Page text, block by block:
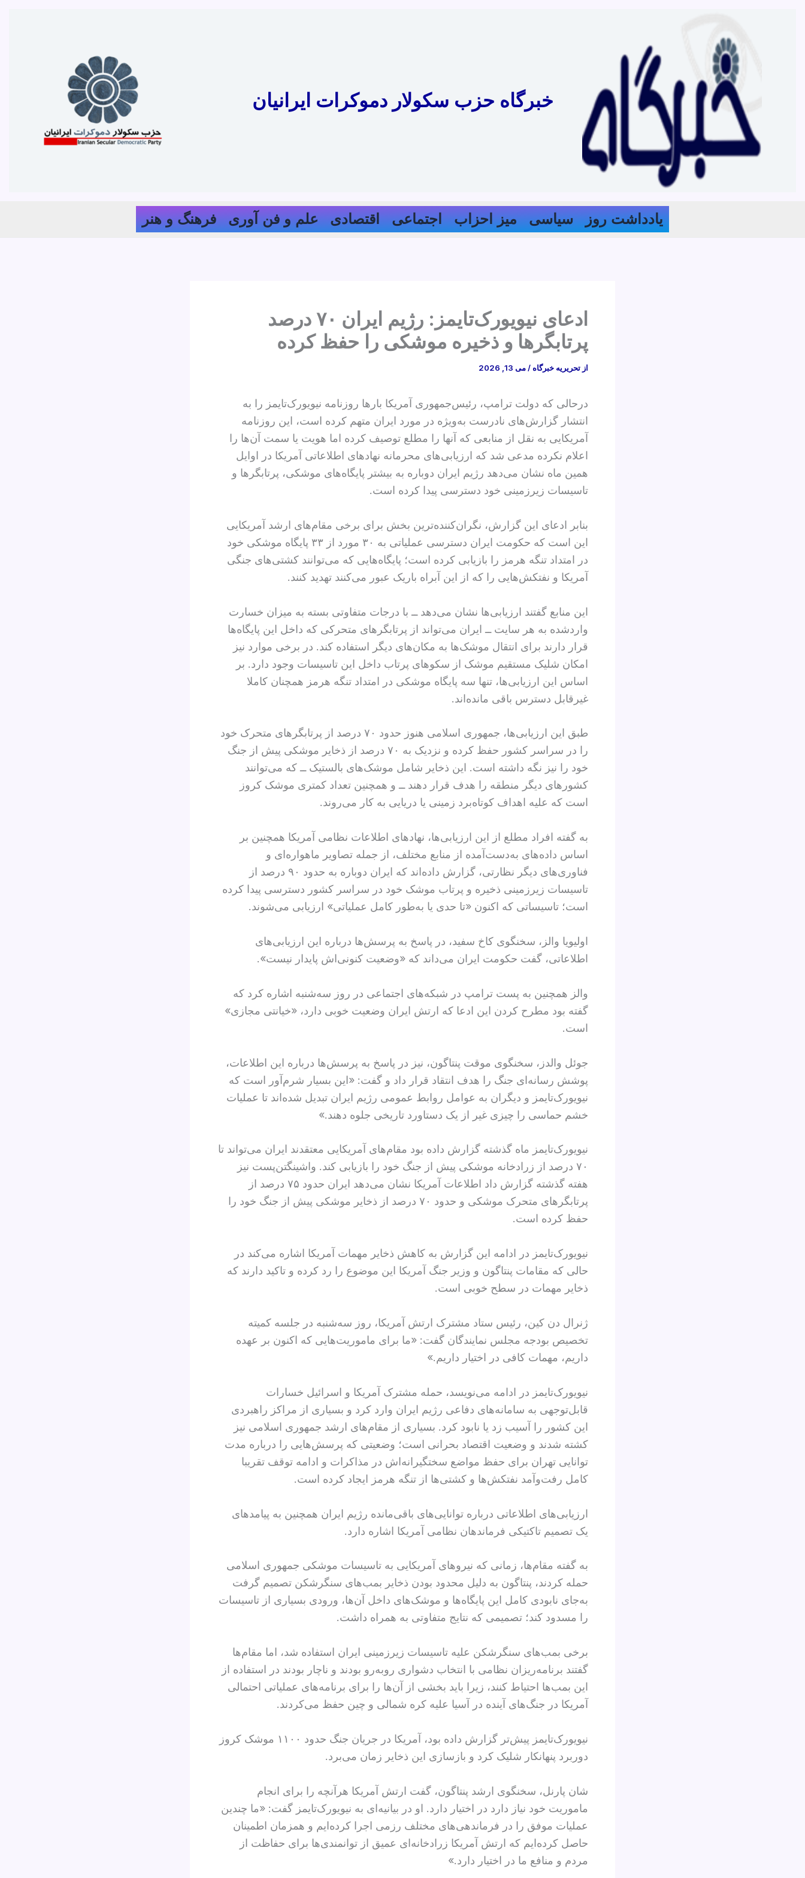
خبرگاه حزب سکولار دموکرات ایرانیان
یادداشت روز سیاسی میز احزاب اجتماعی اقتصادی علم و فن آوری فرهنگ و هنر
ادعای نیویورک‌تایمز: رژیم ایران ۷۰ درصد
پرتابگر‌ها و ذخیره موشکی را حفظ کرده
از تحریریه خبرگاه/می 13, 2026
درحالی که دولت ترامپ، رئیس‌جمهوری آمریکا بارها روزنامه نیویورک‌تایمز را به
انتشار گزارش‌های نادرست به‌ویژه در مورد ایران متهم کرده است، این روزنامه
آمریکایی به نقل از منابعی که آنها را مطلع توصیف کرده اما هویت یا سمت آن‌ها را
اعلام نکرده مدعی شد که ارزیابی‌های محرمانه نهادهای اطلاعاتی آمریکا در اوایل
همین ماه نشان می‌دهد رژیم ایران دوباره به بیشتر پایگاه‌های موشکی، پرتابگرها و
تاسیسات زیرزمینی خود دسترسی پیدا کرده است.
بنابر ادعای این گزارش، نگران‌کننده‌ترین بخش برای برخی مقام‌های ارشد آمریکایی
این است که حکومت ایران دسترسی عملیاتی به ۳۰ مورد از ۳۳ پایگاه موشکی خود
در امتداد تنگه هرمز را بازیابی کرده است؛ پایگاه‌هایی که می‌توانند کشتی‌های جنگی
آمریکا و نفتکش‌هایی را که از این آبراه باریک عبور می‌کنند تهدید کنند.
این منابع گفتند ارزیابی‌ها نشان می‌دهد ــ با درجات متفاوتی بسته به میزان خسارت
واردشده به هر سایت ــ ایران می‌تواند از پرتابگرهای متحرکی که داخل این پایگاه‌ها
قرار دارند برای انتقال موشک‌ها به مکان‌های دیگر استفاده کند. در برخی موارد نیز
امکان شلیک مستقیم موشک از سکوهای پرتاب داخل این تاسیسات وجود دارد. بر
اساس این ارزیابی‌ها، تنها سه پایگاه موشکی در امتداد تنگه هرمز همچنان کاملا
غیرقابل دسترس باقی مانده‌اند.
طبق این ارزیابی‌ها، جمهوری اسلامی هنوز حدود ۷۰ درصد از پرتابگرهای متحرک خود
را در سراسر کشور حفظ کرده و نزدیک به ۷۰ درصد از ذخایر موشکی پیش از جنگ
خود را نیز نگه داشته است. این ذخایر شامل موشک‌های بالستیک ــ که می‌توانند
کشورهای دیگر منطقه را هدف قرار دهند ــ و همچنین تعداد کمتری موشک کروز
است که علیه اهداف کوتاه‌برد زمینی یا دریایی به کار می‌روند.
به گفته افراد مطلع از این ارزیابی‌ها، نهادهای اطلاعات نظامی آمریکا همچنین بر
اساس داده‌های به‌دست‌آمده از منابع مختلف، از جمله تصاویر ماهواره‌ای و
فناوری‌های دیگر نظارتی، گزارش داده‌اند که ایران دوباره به حدود ۹۰ درصد از
تاسیسات زیرزمینی ذخیره و پرتاب موشک خود در سراسر کشور دسترسی پیدا کرده
است؛ تاسیساتی که اکنون «تا حدی یا به‌طور کامل عملیاتی» ارزیابی می‌شوند.
اولیویا والز، سخنگوی کاخ سفید، در پاسخ به پرسش‌ها درباره این ارزیابی‌های
اطلاعاتی، گفت حکومت ایران می‌داند که «وضعیت کنونی‌اش پایدار نیست».
والز همچنین به پست ترامپ در شبکه‌های اجتماعی در روز سه‌شنبه اشاره کرد که
گفته بود مطرح کردن این ادعا که ارتش ایران وضعیت خوبی دارد، «خیانتی مجازی»
است.
جوئل والدز، سخنگوی موقت پنتاگون، نیز در پاسخ به پرسش‌ها درباره این اطلاعات،
پوشش رسانه‌ای جنگ را هدف انتقاد قرار داد و گفت: «این بسیار شرم‌آور است که
نیویورک‌تایمز و دیگران به عوامل روابط عمومی رژیم ایران تبدیل شده‌اند تا عملیات
خشم حماسی را چیزی غیر از یک دستاورد تاریخی جلوه دهند.»
نیویورک‌تایمز ماه گذشته گزارش داده بود مقام‌های آمریکایی معتقدند ایران می‌تواند تا
۷۰ درصد از زرادخانه موشکی پیش از جنگ خود را بازیابی کند. واشینگتن‌پست نیز
هفته گذشته گزارش داد اطلاعات آمریکا نشان می‌دهد ایران حدود ۷۵ درصد از
پرتابگرهای متحرک موشکی و حدود ۷۰ درصد از ذخایر موشکی پیش از جنگ خود را
حفظ کرده است.
نیویورک‌تایمز در ادامه این گزارش به کاهش ذخایر مهمات آمریکا اشاره می‌کند در
حالی که مقامات پنتاگون و وزیر جنگ آمریکا این موضوع را رد کرده و تاکید دارند که
ذخایر مهمات در سطح خوبی است.
ژنرال دن کین، رئیس ستاد مشترک ارتش آمریکا، روز سه‌شنبه در جلسه کمیته
تخصیص بودجه مجلس نمایندگان گفت: «ما برای ماموریت‌هایی که اکنون بر عهده
داریم، مهمات کافی در اختیار داریم.»
نیویورک‌تایمز در ادامه می‌نویسد، حمله مشترک آمریکا و اسرائیل خسارات
قابل‌توجهی به سامانه‌های دفاعی رژیم ایران وارد کرد و بسیاری از مراکز راهبردی
این کشور را آسیب زد یا نابود کرد. بسیاری از مقام‌های ارشد جمهوری اسلامی نیز
کشته شدند و وضعیت اقتصاد بحرانی است؛ وضعیتی که پرسش‌هایی را درباره مدت
توانایی تهران برای حفظ مواضع سختگیرانه‌اش در مذاکرات و ادامه توقف تقریبا
کامل رفت‌وآمد نفتکش‌ها و کشتی‌ها از تنگه هرمز ایجاد کرده است.
ارزیابی‌های اطلاعاتی درباره توانایی‌های باقی‌مانده رژیم ایران همچنین به پیامدهای
یک تصمیم تاکتیکی فرماندهان نظامی آمریکا اشاره دارد.
به گفته مقام‌ها، زمانی که نیروهای آمریکایی به تاسیسات موشکی جمهوری اسلامی
حمله کردند، پنتاگون به دلیل محدود بودن ذخایر بمب‌های سنگرشکن تصمیم گرفت
به‌جای نابودی کامل این پایگاه‌ها و موشک‌های داخل آن‌ها، ورودی بسیاری از تاسیسات
را مسدود کند؛ تصمیمی که نتایج متفاوتی به همراه داشت.
برخی بمب‌های سنگرشکن علیه تاسیسات زیرزمینی ایران استفاده شد، اما مقام‌ها
گفتند برنامه‌ریزان نظامی با انتخاب دشواری روبه‌رو بودند و ناچار بودند در استفاده از
این بمب‌ها احتیاط کنند، زیرا باید بخشی از آن‌ها را برای برنامه‌های عملیاتی احتمالی
آمریکا در جنگ‌های آینده در آسیا علیه کره شمالی و چین حفظ می‌کردند.
نیویورک‌تایمز پیش‌تر گزارش داده بود، آمریکا در جریان جنگ حدود ۱۱۰۰ موشک کروز
دوربرد پنهانکار شلیک کرد و بازسازی این ذخایر زمان می‌برد.
شان پارنل، سخنگوی ارشد پنتاگون، گفت ارتش آمریکا هرآنچه را برای انجام
ماموریت خود نیاز دارد در اختیار دارد. او در بیانیه‌ای به نیویورک‌تایمز گفت: «ما چندین
عملیات موفق را در فرماندهی‌های مختلف رزمی اجرا کرده‌ایم و همزمان اطمینان
حاصل کرده‌ایم که ارتش آمریکا زرادخانه‌ای عمیق از توانمندی‌ها برای حفاظت از
مردم و منافع ما در اختیار دارد.»